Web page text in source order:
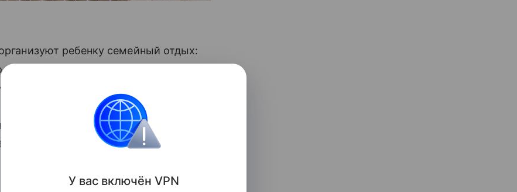
ребенку семейный отдых:
нибудь с другими
оставить детей в городе.
отправят детей на дачу или в
водить своего ребенка летом в
У вас включён VPN